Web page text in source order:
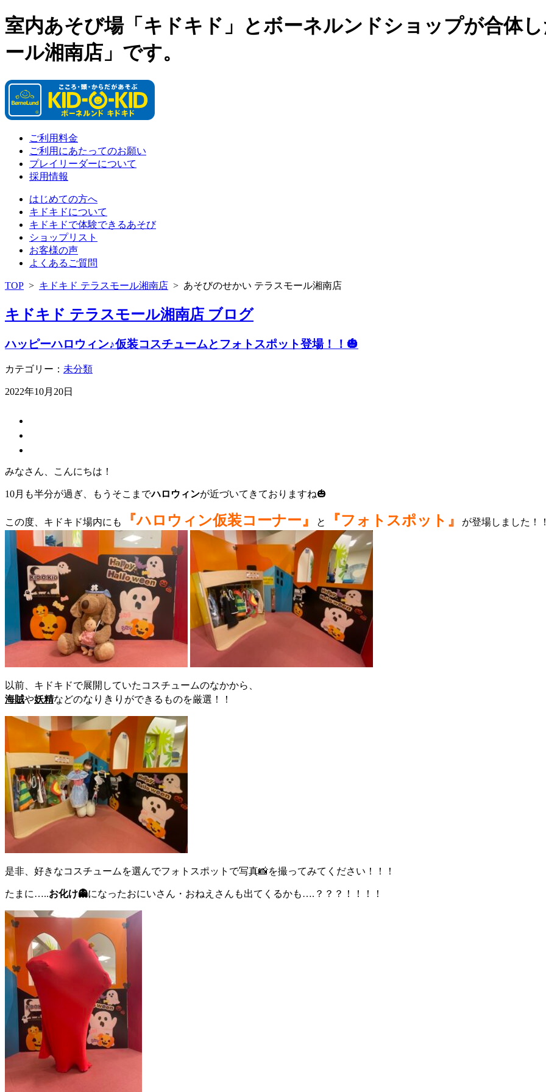
室内あそび場「キドキド」とボーネルンドショップが合体
ール湘南店」です。
ご利用料金
ご利用にあたってのお願い
プレイリーダーについて
採用情報
はじめての方へ
キドキドについて
キドキドで体験できるあそび
ショップリスト
お客様の声
よくあるご質問
TOP > キドキド テラスモール湘南店 > あそびのせかい テラスモール湘南店
キドキド テラスモール湘南店 ブログ
ハッピーハロウィン♪仮装コスチュームとフォトスポット登場！！🎃
カテゴリー： 未分類
2022年10月20日
みなさん、こんにちは！
10月も半分が過ぎ、もうそこまでハロウィンが近づいてきておりますね🎃
この度、キドキド場内にも 『ハロウィン仮装コーナー』 と 『フォトスポット』 が登場しました！
以前、キドキドで展開していたコスチュームのなかから、
海賊や妖精などのなりきり ができるものを厳選！！
是非、好きなコスチュームを選んでフォトスポットで写真📸を撮ってみてください！！！
たまに…..お化け👻になったおにいさん・おねえさんも出てくるかも….？？？！！！！